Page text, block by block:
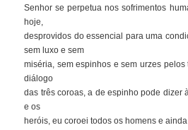
Senhor se perpetua nos sofrimentos
hoje,
desprovidos do essencial para uma
sem luxo e sem
miséria, sem espinhos e sem urzes
diálogo
das três coroas, a de espinho pode dizer
e os
heróis, eu coroei todos os homens e